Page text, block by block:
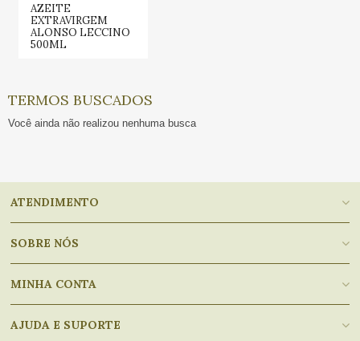
AZEITE
EXTRAVIRGEM
ALONSO LECCINO
500ML
TERMOS BUSCADOS
Você ainda não realizou nenhuma busca
ATENDIMENTO
SOBRE NÓS
MINHA CONTA
AJUDA E SUPORTE